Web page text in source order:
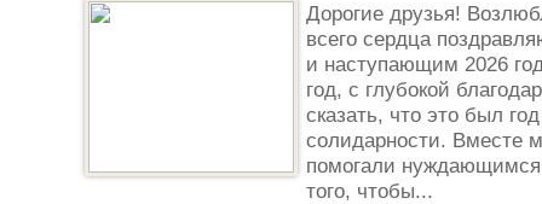
Дорогие друзья!
всего сердца
и наступающим 2026
год, с глубокой
сказать, что это был
солидарности. Вместе
помогали
того, чтобы...